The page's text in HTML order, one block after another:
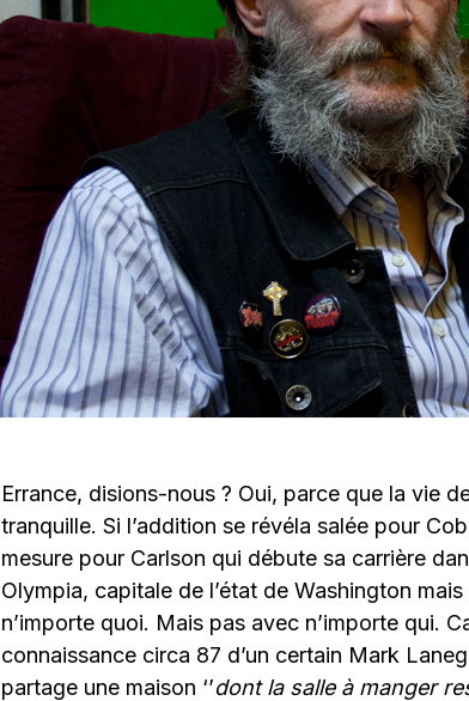
Errance, disions-nous ? Oui, parce que la vie
tranquille. Si l’addition se révéla salée pour
mesure pour Carlson qui débute sa carrière
Olympia, capitale de l’état de Washington
n’importe quoi. Mais pas avec n’importe qui.
connaissance circa 87 d’un certain Mark
partage une maison ‘’dont la salle à manger